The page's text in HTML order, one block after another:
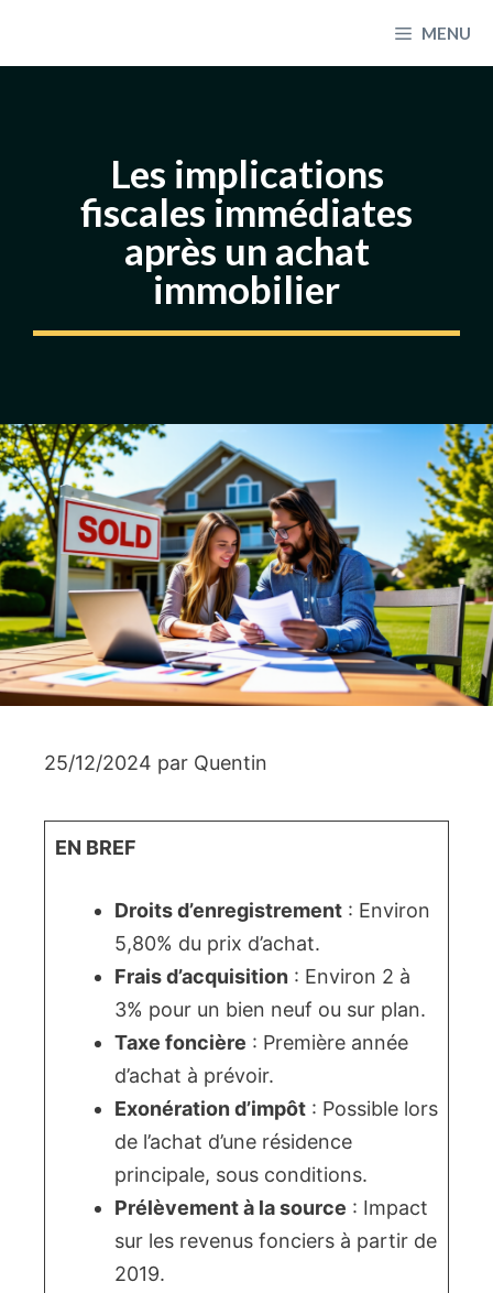
MENU
Les implications
fiscales immédiates
après un achat
immobilier
25/12/2024 par Quentin
EN BREF
Droits d’enregistrement : Environ
5,80% du prix d’achat.
Frais d’acquisition : Environ 2 à
3% pour un bien neuf ou sur plan.
Taxe foncière : Première année
d’achat à prévoir.
Exonération d’impôt : Possible lors
de l’achat d’une résidence
principale, sous conditions.
Prélèvement à la source : Impact
sur les revenus fonciers à partir de
2019.